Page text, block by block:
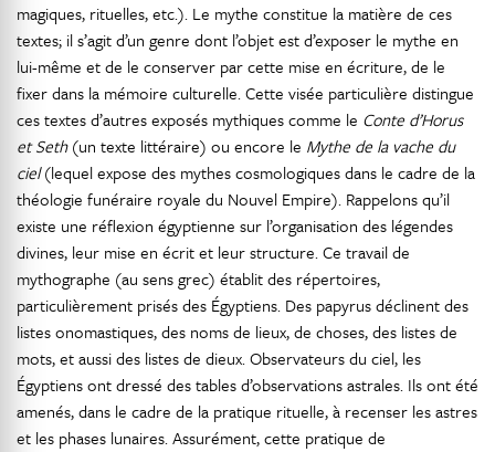
magiques, rituelles, etc.). Le mythe constitue la matière de ces
textes; il s’agit d’un genre dont l’objet est d’exposer le mythe en
lui-même et de le conserver par cette mise en écriture, de le
fixer dans la mémoire culturelle. Cette visée particulière distingue
ces textes d’autres exposés mythiques comme le Conte d’Horus
et Seth(un texte littéraire) ou encore le Mythe de la vache du
ciel(lequel expose des mythes cosmologiques dans le cadre de la
théologie funéraire royale du Nouvel Empire). Rappelons qu’il
existe une réflexion égyptienne sur l’organisation des légendes
divines, leur mise en écrit et leur structure. Ce travail de
mythographe (au sens grec) établit des répertoires,
particulièrement prisés des Égyptiens. Des papyrus déclinent des
listes onomastiques, des noms de lieux, de choses, des listes de
mots, et aussi des listes de dieux. Observateurs du ciel, les
Égyptiens ont dressé des tables d’observations astrales. Ils ont été
amenés, dans le cadre de la pratique rituelle, à recenser les astres
et les phases lunaires. Assurément, cette pratique de